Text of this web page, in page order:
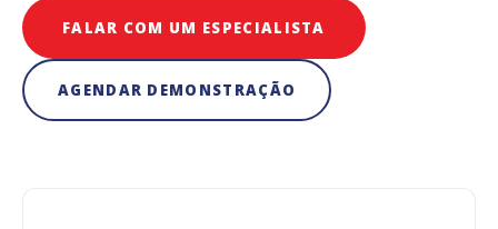
FALAR COM UM ESPECIALISTA
AGENDAR DEMONSTRAÇÃO